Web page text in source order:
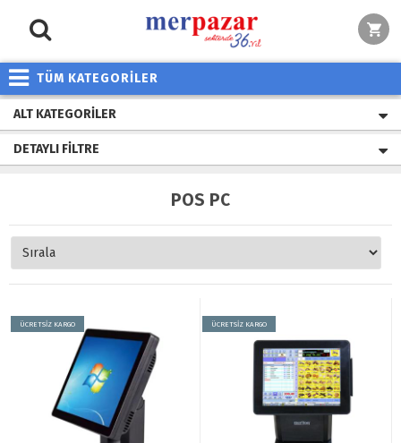
TÜM KATEGORİLER
ALT KATEGORILER
DETAYLI FILTRE
POS PC
ÜCRETSİZ KARGO ÜCRETSİZ KARGO